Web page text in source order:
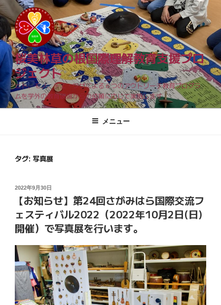
コ
ン
テ
ン
ツ
へ
ス
キ
桜美林草の根国際理解教育支援プロ
ジェクト
ヒト、モノ、チエ・ワザによる６つのアウトリーチ教育プログラ
ムを学外の教育現場からの依頼に応じて実施します
メニュー
タグ: 写真展
投
稿
日:
2022年9月30日
【お知らせ】第24回さがみはら国際交流フ
ェスティバル2022（2022年10月2日(日)
開催）で写真展を行います。